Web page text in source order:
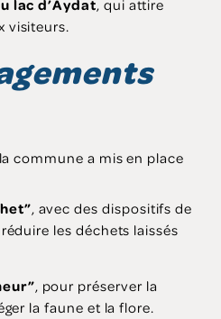
lac d’Aydat, qui attire
visiteurs.
commune a mis en place
, avec des dispositifs de
les déchets laissés
, pour préserver la
la faune et la flore.